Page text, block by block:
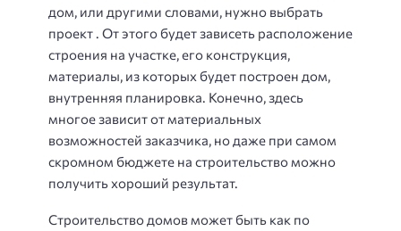
дом, или другими словами, нужно выбрать
проект . От этого будет зависеть расположение
строения на участке, его конструкция,
материалы, из которых будет построен дом,
внутренняя планировка. Конечно, здесь
многое зависит от материальных
возможностей заказчика, но даже при самом
скромном бюджете на строительство можно
получить хороший результат.
Строительство домов может быть как по